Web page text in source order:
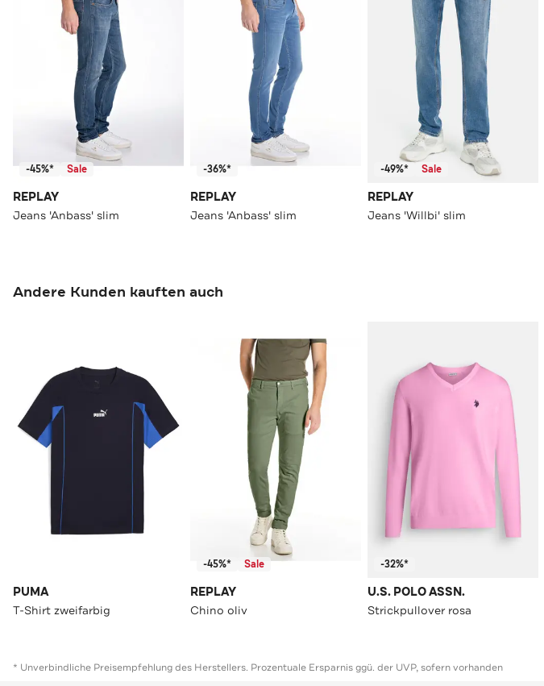
-45%* Sale
REPLAY
Jeans 'Anbass' slim
-36%*
REPLAY
Jeans 'Anbass' slim
-49%* Sale
REPLAY
Jeans 'Willbi' slim
Andere Kunden kauften auch
PUMA
T-Shirt zweifarbig
-45%* Sale
REPLAY
Chino oliv
-32%*
U.S. POLO ASSN.
Strickpullover rosa
* Unverbindliche Preisempfehlung des Herstellers. Prozentuale Ersparnis ggü. der UVP, sofern vorhanden